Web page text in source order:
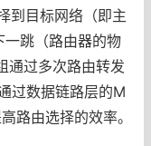
到目标网络（即主
跳（路由器的物
通过多次路由转发
过数据链路层的M
路由选择的效率。